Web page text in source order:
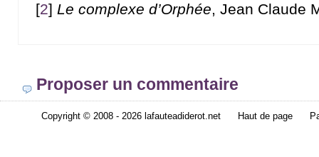
[2] Le complexe d’Orphée, Jean Claude
Proposer un commentaire
Copyright © 2008 - 2026 lafauteadiderot.net Haut de page